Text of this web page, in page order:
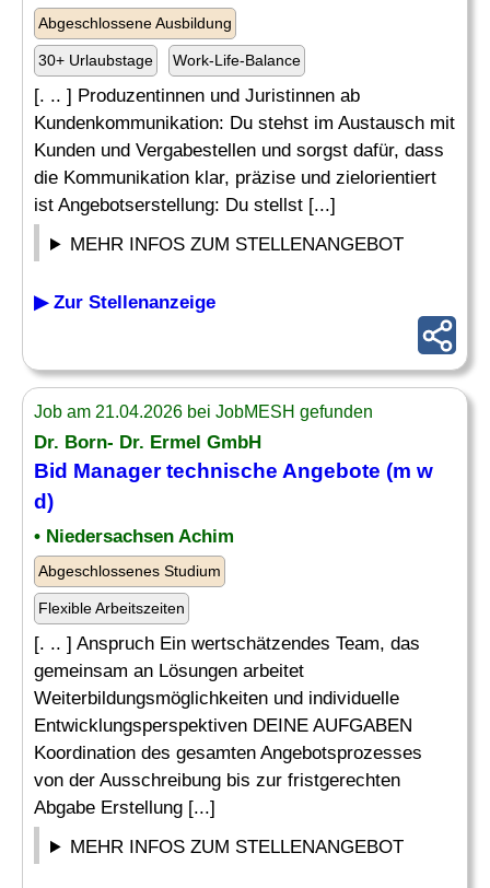
Abgeschlossene Ausbildung
30+ Urlaubstage Work-Life-Balance
[. .. ] Produzentinnen und Juristinnen ab
Kundenkommunikation: Du stehst im Austausch mit
Kunden und Vergabestellen und sorgst dafür, dass
die Kommunikation klar, präzise und zielorientiert
ist Angebotserstellung: Du stellst [...]
MEHR INFOS ZUM STELLENANGEBOT
▶ Zur Stellenanzeige
Job am 21.04.2026 bei JobMESH gefunden
Dr. Born- Dr. Ermel GmbH
Bid Manager technische Angebote (m w
d)
• Niedersachsen Achim
Abgeschlossenes Studium
Flexible Arbeitszeiten
[. .. ] Anspruch Ein wertschätzendes Team, das
gemeinsam an Lösungen arbeitet
Weiterbildungsmöglichkeiten und individuelle
Entwicklungsperspektiven DEINE AUFGABEN
Koordination des gesamten Angebotsprozesses
von der Ausschreibung bis zur fristgerechten
Abgabe Erstellung [...]
MEHR INFOS ZUM STELLENANGEBOT